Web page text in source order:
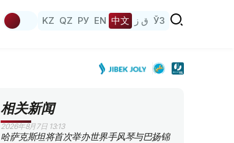
KZ QZ РУ EN 中文 ق ز ЎЗ
相关新闻
2026年8月7日 13:13
哈萨克斯坦将首次举办世界手风琴与巴扬锦